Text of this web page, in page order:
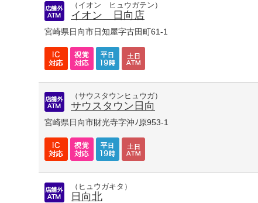
（イオン ヒュウガテン）
イオン 日向店
宮崎県日向市日知屋字古田町61-1
（サウスタウンヒュウガ）
サウスタウン日向
宮崎県日向市財光寺字沖ﾉ原953-1
（ヒュウガキタ）
日向北